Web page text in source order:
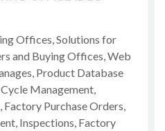
Offices, Solutions for
and Buying Offices, Web
Product Database
Management,
Purchase Orders,
Inspections, Factory